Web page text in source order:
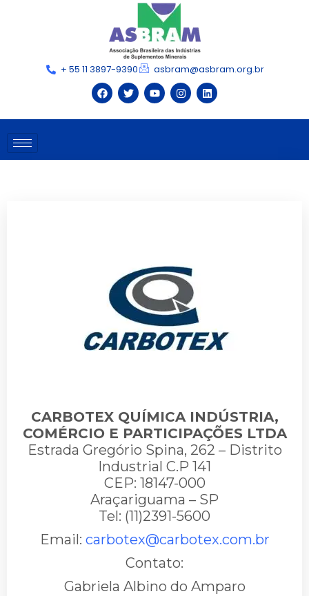
+ 55 11 3897-9390 asbram@asbram.org.br
CARBOTEX QUÍMICA INDÚSTRIA,
COMÉRCIO E PARTICIPAÇÕES LTDA
Estrada Gregório Spina, 262 – Distrito
Industrial C.P 141
CEP: 18147-000
Araçariguama – SP
Tel: (11)2391-5600
Email: carbotex@carbotex.com.br
Contato:
Gabriela Albino do Amparo